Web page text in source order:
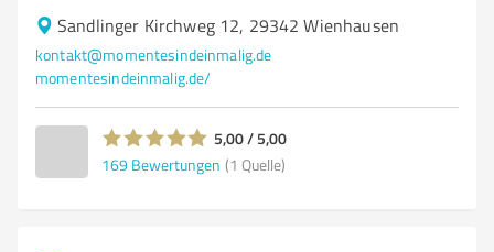
Sandlinger Kirchweg 12, 29342 Wienhausen
kontakt@momentesindeinmalig.de
momentesindeinmalig.de/
5,00 / 5,00
169 Bewertungen (1 Quelle)